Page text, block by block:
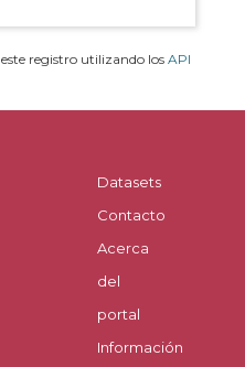
registro utilizando losAPI
Datasets
Contacto
Acerca
del
portal
Información